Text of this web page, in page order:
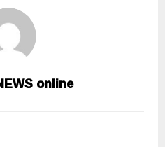
online